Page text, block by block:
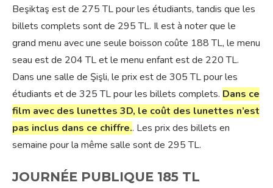
Beşiktaş est de 275 TL pour les étudiants, tandis que les
billets complets sont de 295 TL. Il est à noter que le
grand menu avec une seule boisson coûte 188 TL, le menu
seau est de 204 TL et le menu enfant est de 220 TL.
Dans une salle de Şişli, le prix est de 305 TL pour les
étudiants et de 325 TL pour les billets complets. Dans ce
film avec des lunettes 3D, le coût des lunettes n’est
pas inclus dans ce chiffre.. Les prix des billets en
semaine pour la même salle sont de 295 TL.
JOURNÉE PUBLIQUE 185 TL